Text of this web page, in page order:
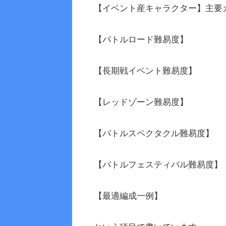
【イベント産キャラクター】主要
【バトルロード難易度】
【長期戦イベント難易度】
【レッドゾーン難易度】
【バトルスペクタクル難易度】
【バトルフェスティバル難易度】
【最適編成一例】